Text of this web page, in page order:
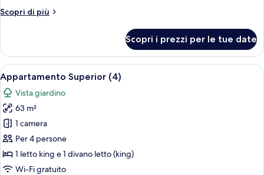
Scopri di più
Altri
Superior
(3)
Scopri i prezzi per le tue date
Apri
tutte
le
foto
per
Appartamento
Superior
(4)
Un soggiorno moderno con angolo
8
Appartamento Superior (4)
Vista giardino
63 m²
1 camera
Per 4 persone
1 letto king e 1 divano letto (king)
Wi-Fi gratuito